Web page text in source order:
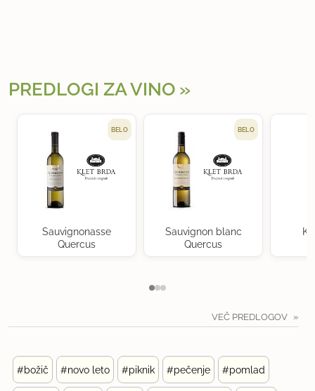
PREDLOGI ZA VINO
BELO
Sauvignonasse
Quercus
BELO
Sauvignon blanc
Quercus
VEČ PREDLOGOV
#božič #novo leto #piknik #pečenje #pomlad